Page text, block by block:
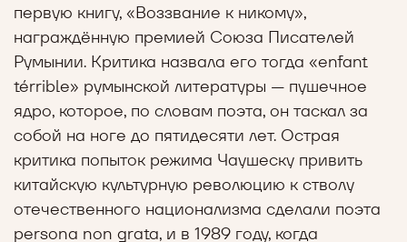
первую книгу, «Воззвание к никому»,
награждённую премией Союза Писателей
Румынии. Критика назвала его тогда «enfant
térrible» румынской литературы — пушечное
ядро, которое, по словам поэта, он таскал за
собой на ноге до пятидесяти лет. Острая
критика попыток режима Чаушеску привить
китайскую культурную революцию к стволу
отечественного национализма сделали поэта
persona non grata, и в 1989 году, когда